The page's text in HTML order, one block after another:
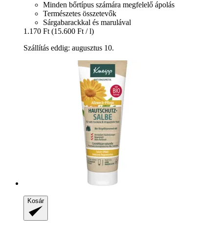
Minden bőrtípus számára megfelelő ápolás
Természetes összetevők
Sárgabarackkal és marulával
1.170 Ft (15.600 Ft / l)
Szállítás eddig: augusztus 10.
Kosár